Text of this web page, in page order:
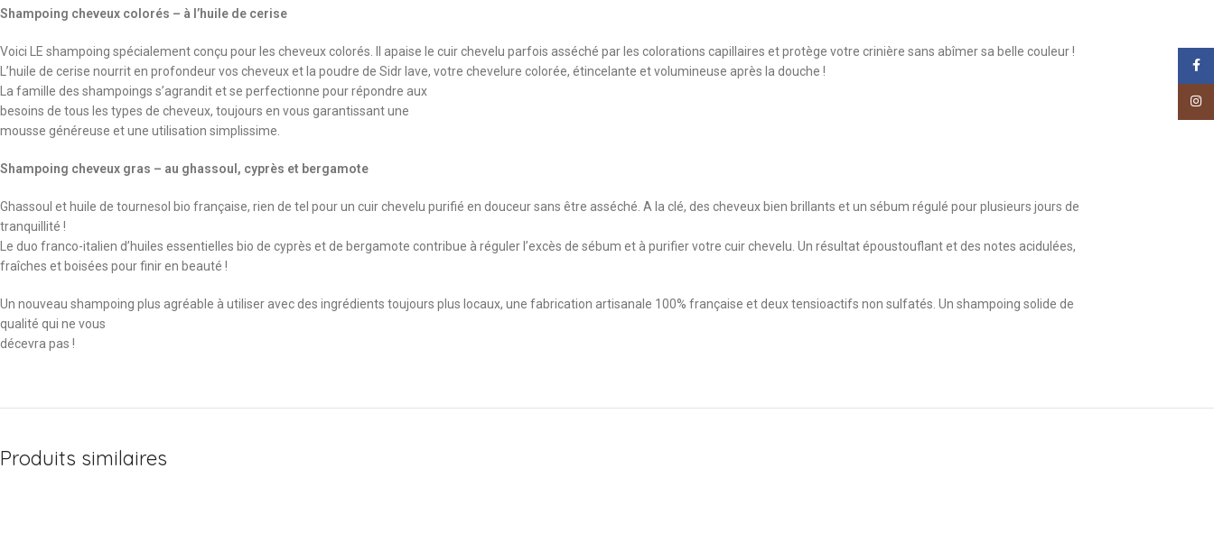
Shampoing cheveux colorés – à l’huile de cerise
Voici LE shampoing spécialement conçu pour les cheveux colorés. Il apaise le cuir chevelu parfois asséché par les colorations capillaires et protège votre crinière sans abîmer sa belle couleur !
L’huile de cerise nourrit en profondeur vos cheveux et la poudre de Sidr lave, votre chevelure colorée, étincelante et volumineuse après la douche !
La famille des shampoings s’agrandit et se perfectionne pour répondre aux
besoins de tous les types de cheveux, toujours en vous garantissant une
mousse généreuse et une utilisation simplissime.
Shampoing cheveux gras – au ghassoul, cyprès et bergamote
Ghassoul et huile de tournesol bio française, rien de tel pour un cuir chevelu purifié en douceur sans être asséché. A la clé, des cheveux bien brillants et un sébum régulé pour plusieurs jours de
tranquillité !
Le duo franco-italien d’huiles essentielles bio de cyprès et de bergamote contribue à réguler l’excès de sébum et à purifier votre cuir chevelu. Un résultat époustouflant et des notes acidulées,
fraîches et boisées pour finir en beauté !
Un nouveau shampoing plus agréable à utiliser avec des ingrédients toujours plus locaux, une fabrication artisanale 100% française et deux tensioactifs non sulfatés. Un shampoing solide de
qualité qui ne vous
décevra pas !
Produits similaires